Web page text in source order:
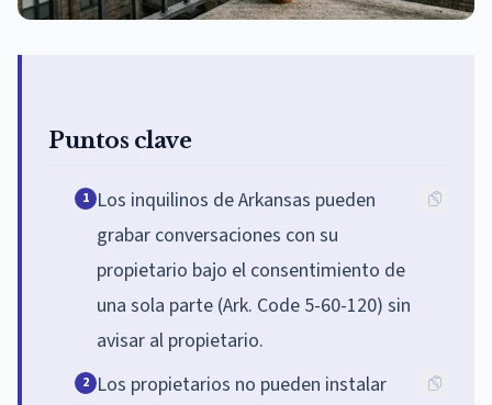
Puntos clave
1 Los inquilinos de Arkansas pueden
grabar conversaciones con su
propietario bajo el consentimiento de
una sola parte (Ark. Code 5-60-120) sin
avisar al propietario.
2 Los propietarios no pueden instalar